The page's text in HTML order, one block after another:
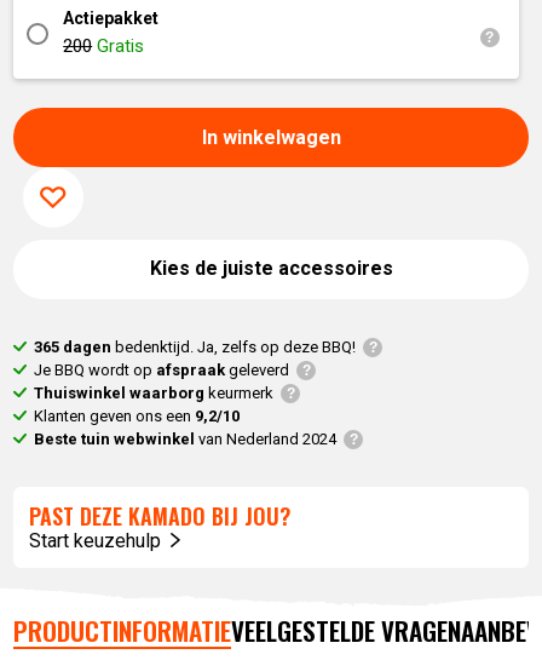
Actiepakket
200Gratis
In winkelwagen
Kies de juiste accessoires
365 dagen bedenktijd. Ja, zelfs op deze BBQ!
Je BBQ wordt op afspraak geleverd
Thuiswinkel waarborg keurmerk
Klanten geven ons een 9,2/10
Beste tuin webwinkel van Nederland 2024
PAST DEZE KAMADO BIJ JOU?
Start keuzehulp
PRODUCTINFORMATIEVEELGESTELDE VRAGEN